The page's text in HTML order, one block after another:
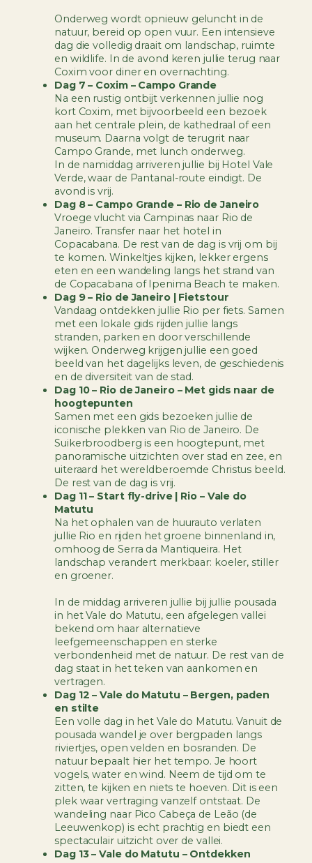
Onderweg wordt opnieuw geluncht in de
natuur, bereid op open vuur. Een intensieve
dag die volledig draait om landschap, ruimte
en wildlife. In de avond keren jullie terug naar
Coxim voor diner en overnachting.
Dag 7 – Coxim – Campo Grande
Na een rustig ontbijt verkennen jullie nog
kort Coxim, met bijvoorbeeld een bezoek
aan het centrale plein, de kathedraal of een
museum. Daarna volgt de terugrit naar
Campo Grande, met lunch onderweg.
In de namiddag arriveren jullie bij Hotel Vale
Verde, waar de Pantanal-route eindigt. De
avond is vrij.
Dag 8 – Campo Grande – Rio de Janeiro
Vroege vlucht via Campinas naar Rio de
Janeiro. Transfer naar het hotel in
Copacabana. De rest van de dag is vrij om bij
te komen. Winkeltjes kijken, lekker ergens
eten en een wandeling langs het strand van
de Copacabana of Ipenima Beach te maken.
Dag 9 – Rio de Janeiro | Fietstour
Vandaag ontdekken jullie Rio per fiets. Samen
met een lokale gids rijden jullie langs
stranden, parken en door verschillende
wijken. Onderweg krijgen jullie een goed
beeld van het dagelijks leven, de geschiedenis
en de diversiteit van de stad.
Dag 10 – Rio de Janeiro – Met gids naar de
hoogtepunten
Samen met een gids bezoeken jullie de
iconische plekken van Rio de Janeiro. De
Suikerbroodberg is een hoogtepunt, met
panoramische uitzichten over stad en zee, en
uiteraard het wereldberoemde Christus beeld.
De rest van de dag is vrij.
Dag 11 – Start fly-drive | Rio – Vale do
Matutu
Na het ophalen van de huurauto verlaten
jullie Rio en rijden het groene binnenland in,
omhoog de Serra da Mantiqueira. Het
landschap verandert merkbaar: koeler, stiller
en groener.
In de middag arriveren jullie bij jullie pousada
in het Vale do Matutu, een afgelegen vallei
bekend om haar alternatieve
leefgemeenschappen en sterke
verbondenheid met de natuur. De rest van de
dag staat in het teken van aankomen en
vertragen.
Dag 12 – Vale do Matutu – Bergen, paden
en stilte
Een volle dag in het Vale do Matutu. Vanuit de
pousada wandel je over bergpaden langs
riviertjes, open velden en bosranden. De
natuur bepaalt hier het tempo. Je hoort
vogels, water en wind. Neem de tijd om te
zitten, te kijken en niets te hoeven. Dit is een
plek waar vertraging vanzelf ontstaat. De
wandeling naar Pico Cabeça de Leão (de
Leeuwenkop) is echt prachtig en biedt een
spectaculair uitzicht over de vallei.
Dag 13 – Vale do Matutu – Ontdekken